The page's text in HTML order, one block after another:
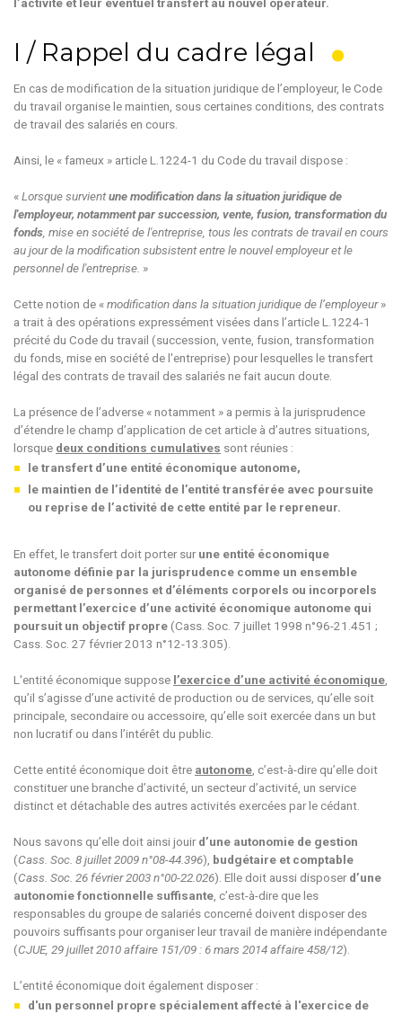
I / Rappel du cadre légal
En cas de modification de la situation juridique de l’employeur, le Code
du travail organise le maintien, sous certaines conditions, des contrats
de travail des salariés en cours.
Ainsi, le « fameux » article L.1224-1 du Code du travail dispose :
«Lorsque survientune modification dans la situation juridique de
l'employeur, notamment par succession, vente, fusion, transformation du
fonds , mise en société de l'entreprise, tous les contrats de travail en cours
au jour de la modification subsistent entre le nouvel employeur et le
personnel de l'entreprise. »
Cette notion de «modification dans la situation juridique de l’employeur»
a trait à des opérations expressément visées dans l’article L.1224-1
précité du Code du travail (succession, vente, fusion, transformation
du fonds, mise en société de l'entreprise) pour lesquelles le transfert
légal des contrats de travail des salariés ne fait aucun doute.
La présence de l’adverse « notamment » a permis à la jurisprudence
d’étendre le champ d’application de cet article à d’autres situations,
lorsque deux conditions cumulatives sont réunies :
le transfert d’une entité économique autonome,
le maintien de l’identité de l’entité transférée avec poursuite
ou reprise de l’activité de cette entité par le repreneur.
En effet, le transfert doit porter surune entité économique
autonome définie par la jurisprudence comme un ensemble
organisé de personnes et d’éléments corporels ou incorporels
permettant l’exercice d’une activité économique autonome qui
poursuit un objectif propre(Cass. Soc. 7 juillet 1998 n°96-21.451 ;
Cass. Soc. 27 février 2013 n°12-13.305).
L'entité économique suppose l’exercice d’une activité économique
qu’il s’agisse d’une activité de production ou de services, qu’elle soit
principale, secondaire ou accessoire, qu’elle soit exercée dans un but
non lucratif ou dans l’intérêt du public.
Cette entité économique doit être autonome , c’est-à-dire qu’elle doit
constituer une branche d’activité, un secteur d’activité, un service
distinct et détachable des autres activités exercées par le cédant.
Nous savons qu’elle doit ainsi jouird’une autonomie de gestion
(Cass. Soc. 8 juillet 2009 n°08-44.396), budgétaire et comptable
(Cass. Soc. 26 février 2003 n°00-22.026). Elle doit aussi disposerd’une
autonomie fonctionnelle suffisante , c’est-à-dire que les
responsables du groupe de salariés concerné doivent disposer des
pouvoirs suffisants pour organiser leur travail de manière indépendante
(CJUE, 29 juillet 2010 affaire 151/09 : 6 mars 2014 affaire 458/12).
L’entité économique doit également disposer :
d'un personnel propre spécialement affecté à l'exercice de